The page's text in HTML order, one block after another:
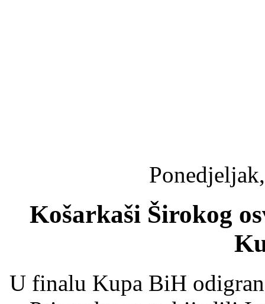
Košarkaši Širokog
U finalu Kupa BiH